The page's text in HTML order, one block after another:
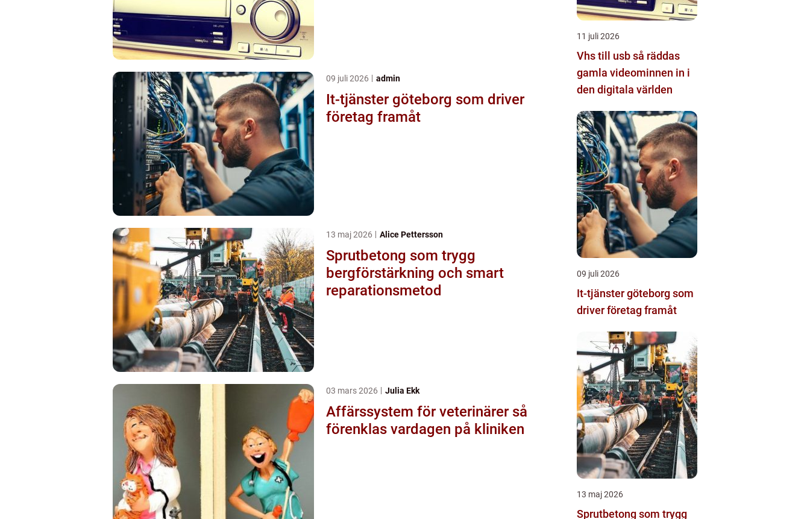
09 juli 2026 admin
It-tjänster göteborg som driver
företag framåt
13 maj 2026 Alice Pettersson
Sprutbetong som trygg
bergförstärkning och smart
reparationsmetod
03 mars 2026 Julia Ekk
Affärssystem för veterinärer så
förenklas vardagen på kliniken
11 juli 2026
Vhs till usb så räddas
gamla videominnen in i
den digitala världen
09 juli 2026
It-tjänster göteborg som
driver företag framåt
13 maj 2026
Sprutbetong som trygg